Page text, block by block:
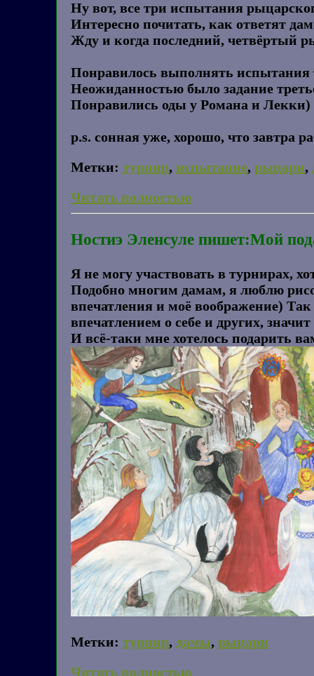
Ну вот, все три испытания
Интересно почитать, как ответят
Жду и когда последний, четвёртый
Понравилось выполнять испытания
Неожиданностью было задание
Понравились оды у Романа и
p.s. сонная уже, хорошо, что завтра
Метки: турнир, испытание, рыцари,
Читать полностью
Ностиэ Эленсуле пишет:Мой
Я не могу участвовать в турнирах,
Подобно многим дамам, я люблю
впечатления и моё воображение)
впечатлением о себе и других,
И всё-таки мне хотелось подарить
Метки: турнир, дамы, рыцари
Читать полностью